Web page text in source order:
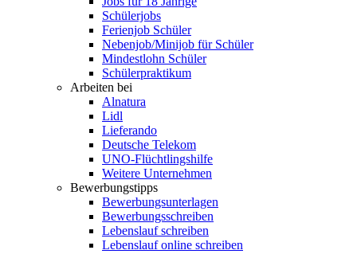
Schülerjobs
Ferienjob Schüler
Nebenjob/Minijob für Schüler
Mindestlohn Schüler
Schülerpraktikum
Arbeiten bei
Alnatura
Lidl
Lieferando
Deutsche Telekom
UNO-Flüchtlingshilfe
Weitere Unternehmen
Bewerbungstipps
Bewerbungsunterlagen
Bewerbungsschreiben
Lebenslauf schreiben
Lebenslauf online schreiben